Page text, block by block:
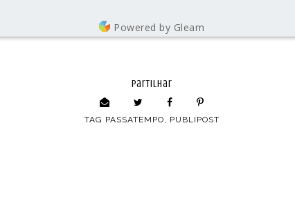
Powered by Gleam
partilhar
TAG PASSATEMPO, PUBLIPOST